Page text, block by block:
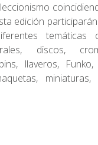
edición
temáticas
discos,
llaveros,